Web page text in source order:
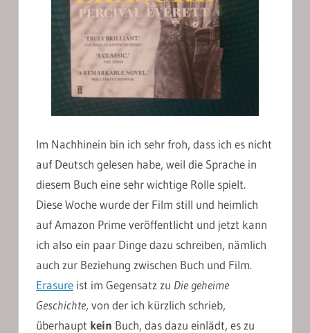
Im Nachhinein bin ich sehr froh, dass ich es nicht
auf Deutsch gelesen habe, weil die Sprache in
diesem Buch eine sehr wichtige Rolle spielt.
Diese Woche wurde der Film still und heimlich
auf Amazon Prime veröffentlicht und jetzt kann
ich also ein paar Dinge dazu schreiben, nämlich
auch zur Beziehung zwischen Buch und Film.
Erasure ist im Gegensatz zu Die geheime
Geschichte, von der ich kürzlich schrieb,
überhaupt kein Buch, das dazu einlädt, es zu